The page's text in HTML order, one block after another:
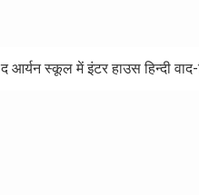
द आर्यन स्कूल में इंटर हाउस हिन्दी